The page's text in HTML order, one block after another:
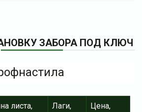
ЗАБОРА ПОД КЛЮЧ
листа,
Лаги,
Цена,